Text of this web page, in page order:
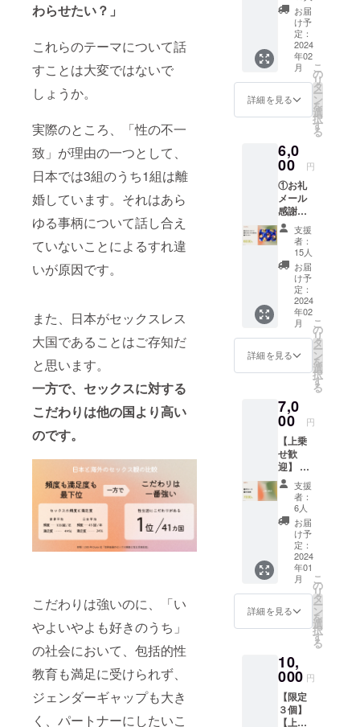
わらせたい？」
これらのテーマについて話
すことは大変ではないで
しょうか。
実際のところ、「性の不一
致」が理由の一つとして、
日本では3組のうち1組は離
婚しています。それはあら
ゆる事柄について話し合え
ていないことによるすれ違
いが原因です。
また、日本がセックスレス
大国であることはご存知だ
と思います。
一方で、セックスに対する
こだわりは他の国より高い
のです。
こだわりは強いのに、「い
やよいやよも好きのうち」
の社会において、包括的性
教育も満足に受けられず、
ジェンダーギャップも大き
く、パートナーにしたいこ
使用可
能）。
有効期
限 ：
2024年
12月31
日まで
※β版の
時点
で、レ
は代表
が手作
業で作
成する
ため、
診断に
答えて
いただ
いてか
ら発行
までに
1ヶ月ほ
どお時
間をい
ただき
ます。
※リリー
ス後
は、ふ
のレ
ポート
を作成
する際
に料金
が発生
しま
す。 ※
購入
後、返
金は致
しかね
ますの
で、ふ
たり用
レポー
トを作
成する
相手と
もと、
ご購入
くださ
い。 ※1
人で診
断する
い。 ●
かゆ
み・か
ぶれ・
発疹等
の異常
た場合
はすぐ
し、専
門医に
ご相談
下さ
い。 ●
商品は
日光の
当たら
ない涼
しい場
所に保
管して
下さ
い。
③Uwni
ステッ
カー
法人ロ
ゴのス
テッ
カーを
お届け
しま
す。
22100B
Z×0110
1000 ※
医家向
け医療
機器で
ません
※ラテッ
ギーが
ある方
は備考
欄にご
記載く
ださ
い。 ※
デザイ
ンは写
真のも
のと変
更され
る可能
性があ
りま
③Uwni
nd法人
Unwind
法人ロ
ゴのス
テッ
カーを
お届け
しま
す。 商
品サイ
ズ：約
W175×
H43 デ
ザイ
ン：文
字
nd』
イズは
140・
150・
160の3
タイ
プ。ム
レを防
ぐため
性の良
い綿素
材を採
用。サ
ラッと
した快
適な履
き心地
です。
（身生
地：綿
95%ポ
リウレ
タン
5%）
②“ 同意
”を考え
ブ 性
教育の
きっか
けの１
つとし
て同意
につい
て考え
キュー
ブゲー
ムで
す。信
頼でき
る人と
意」を
実体験
きま
す。
NO!と
嫌いが
イコー
りしま
す。
②maho
roの
「CBD
ルブリ
カン
ト」 デ
リケー
トゾー
になる
部分を
中心
に、全
身のお
肌に、
保湿の
目的と
しても
くまな
く使用
できる
ルブリ
カント
です。
とろみ
があ
ルネス
製品に
塗布し
ても
ベッド
に垂れ
づらい
ため、
セルフ
プレ
ジャー
時にも
おすす
めで
す。 ・
兵庫県
産のハ
質で透
明性の
高い原
料を使
用 ＜素
お届
け予
定：
2024
年02
月
詳細を見る
こ
の
リ
タ
ー
ン
を
選
択
す
る
6,0
00 円
①お礼
メール
感謝の
気持ち
を込め
てお送
りしま
す。 ②
花と寅
コラボ
お菓子
缶（1
つ） 宝
石みた
いなお
菓子を
ている
『花と
寅』さ
んとコ
ラボし
たクッ
キー缶
をお届
けしま
す！ 食
後はコ
ンドー
ム入れ
に使っ
ていた
だけま
す。 ※
の食品
表示は
お届け
商品の
ラベル
支援
者：
15人
お届
け予
定：
2024
年02
月
詳細を見る
こ
の
リ
タ
ー
ン
を
選
択
す
る
7,0
00 円
【上乗
せ歓
迎】 ①
お礼
メール
②お礼
動画 感
謝の気
持ちを
込めて
お送り
しま
す。 ※3
分〜5分
程度の
動画を
ていま
す。 ※
メン
バーか
らのお
礼及び
支援
者：
6人
お届
け予
定：
2024
年01
月
詳細を見る
こ
の
リ
タ
ー
ン
を
選
択
す
る
10,
000 円
【限定
３個】
【上乗